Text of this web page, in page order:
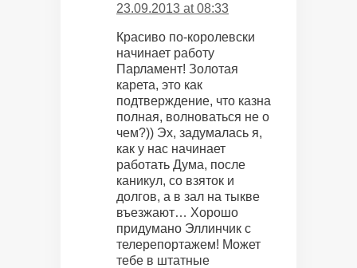
23.09.2013 at 08:33
Красиво по-королевски
начинает работу
Парламент! Золотая
карета, это как
подтверждение, что казна
полная, волноваться не о
чем?)) Эх, задумалась я,
как у нас начинает
работать Дума, после
каникул, со взяток и
долгов, а в зал на тыкве
въезжают… Хорошо
придумано Эллинчик с
телерепортажем! Может
тебе в штатные